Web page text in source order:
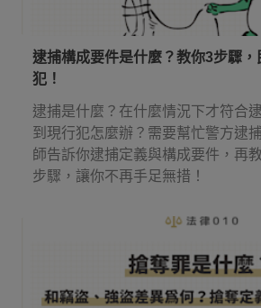
逮捕構成要件是什麼？教你3步驟
犯！
逮捕是什麼？在什麼情況下才符合
到現行犯怎麼辦？需要幫忙警方逮
師告訴你逮捕定義與構成要件，再
步驟，讓你不再手足無措！